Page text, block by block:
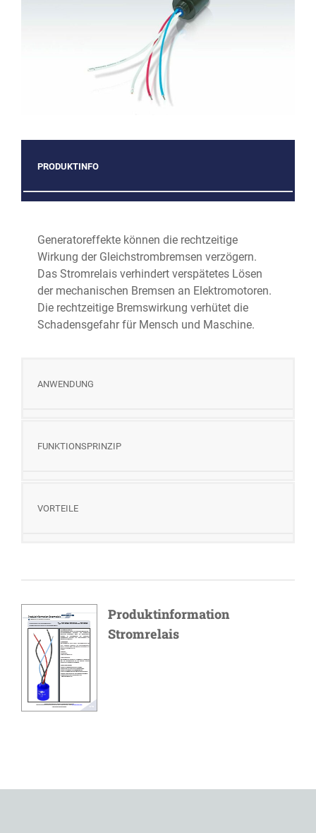
PRODUKTINFO
Generatoreffekte können die rechtzeitige
Wirkung der Gleichstrombremsen verzögern.
Das Stromrelais verhindert verspätetes Lösen
der mechanischen Bremsen an Elektromotoren.
Die rechtzeitige Bremswirkung verhütet die
Schadensgefahr für Mensch und Maschine.
ANWENDUNG
FUNKTIONSPRINZIP
VORTEILE
Produktinformation
Stromrelais